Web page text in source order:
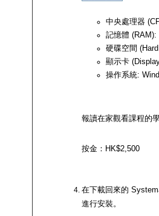
中央處理器
記憶體
硬碟空間
顯示卡
操作系統:
報讀在家觀看課程的
按金：HK$2,500
在下載回來的
進行安裝。